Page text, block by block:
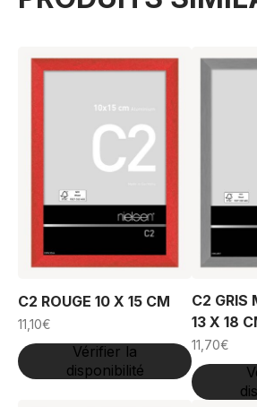
C2 ROUGE 10 X 15 CM
11,10€
Vérifier la
disponibilité
C2 GRIS
13 X 18
11,70€